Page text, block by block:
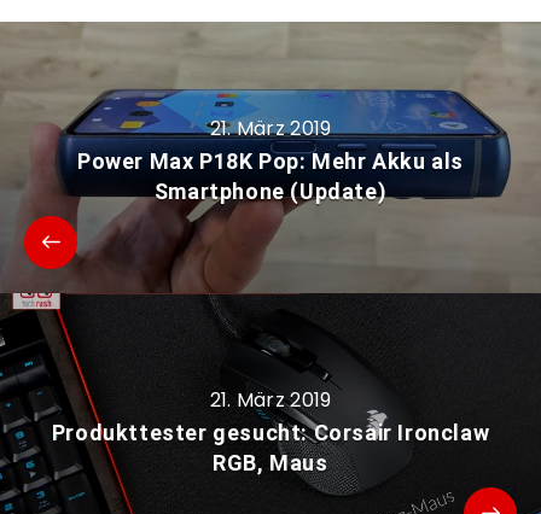
21. März 2019
Power Max P18K Pop: Mehr Akku als
Smartphone (Update)
21. März 2019
Produkttester gesucht: Corsair Ironclaw
RGB, Maus